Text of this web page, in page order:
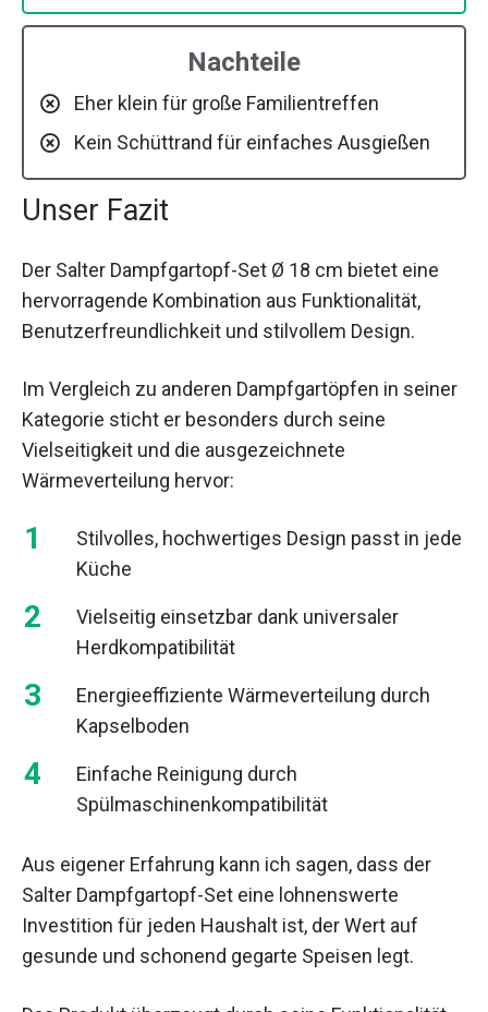
Nachteile
Eher klein für große Familientreffen
Kein Schüttrand für einfaches Ausgießen
Unser Fazit
Der Salter Dampfgartopf-Set Ø 18 cm bietet eine
hervorragende Kombination aus Funktionalität,
Benutzerfreundlichkeit und stilvollem Design.
Im Vergleich zu anderen Dampfgartöpfen in seiner
Kategorie sticht er besonders durch seine
Vielseitigkeit und die ausgezeichnete
Wärmeverteilung hervor:
Stilvolles, hochwertiges Design passt in jede
Küche
Vielseitig einsetzbar dank universaler
Herdkompatibilität
Energieeffiziente Wärmeverteilung durch
Kapselboden
Einfache Reinigung durch
Spülmaschinenkompatibilität
Aus eigener Erfahrung kann ich sagen, dass der
Salter Dampfgartopf-Set eine lohnenswerte
Investition für jeden Haushalt ist, der Wert auf
gesunde und schonend gegarte Speisen legt.